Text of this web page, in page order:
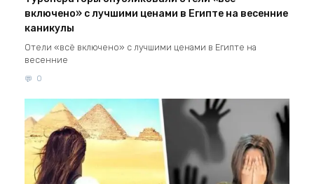
включено» с лучшими ценами в Египте на весенние
каникулы
Отели «всё включено» с лучшими ценами в Египте на
весенние
0